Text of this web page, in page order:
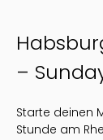
–
Starte deinen
Stunde am